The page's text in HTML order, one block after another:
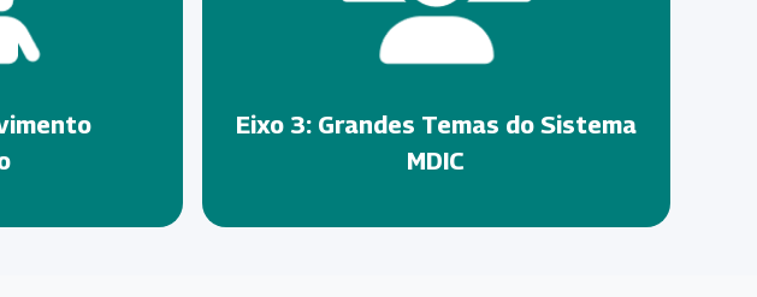
Eixo 3: Grandes Temas do Sistema
MDIC